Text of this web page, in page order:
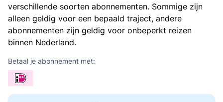
verschillende soorten abonnementen. Sommige zijn
alleen geldig voor een bepaald traject, andere
abonnementen zijn geldig voor onbeperkt reizen
binnen Nederland.
Betaal je abonnement met: